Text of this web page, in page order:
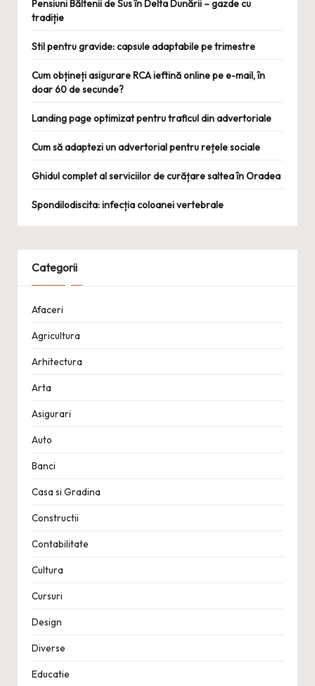
Pensiuni Băltenii de Sus în Delta Dunării – gazde cu
tradiție
Stil pentru gravide: capsule adaptabile pe trimestre
Cum obțineți asigurare RCA ieftină online pe e-mail, în
doar 60 de secunde?
Landing page optimizat pentru traficul din advertoriale
Cum să adaptezi un advertorial pentru rețele sociale
Ghidul complet al serviciilor de curățare saltea în Oradea
Spondilodiscita: infecția coloanei vertebrale
Categorii
Afaceri
Agricultura
Arhitectura
Arta
Asigurari
Auto
Banci
Casa si Gradina
Constructii
Contabilitate
Cultura
Cursuri
Design
Diverse
Educatie